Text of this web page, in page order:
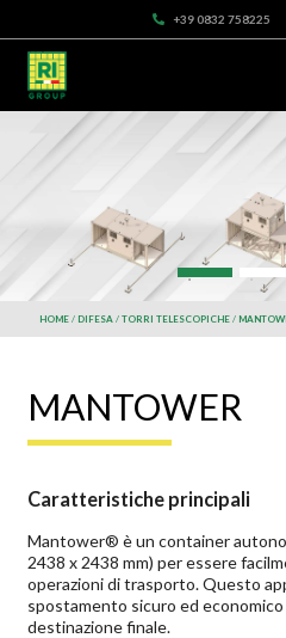
+39 0832 758225
HOME DIFESA TORRI TELESCOPICHE
MANTOWER
Caratteristiche principali
Mantower® è un container
2438 x 2438 mm) per essere
operazioni di trasporto. Questo
spostamento sicuro ed
destinazione finale.